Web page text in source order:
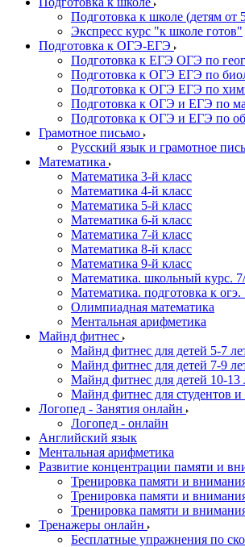
Подготовка к школе (детям от
Экспресс курс "к школе готов"
Подготовка к ОГЭ-ЕГЭ
Подготовка к ЕГЭ ОГЭ по
Подготовка к ОГЭ ЕГЭ по
Подготовка к ОГЭ ЕГЭ по
Подготовка к ОГЭ и ЕГЭ по
Подготовка к ОГЭ и ЕГЭ по
Грамотное письмо
Русский язык и грамотное
Математика
Математика 3-й класс
Математика 4-й класс
Математика 5-й класс
Математика 6-й класс
Математика 7-й класс
Математика 8-й класс
Математика 9-й класс
Математика. школьный курс.
Математика. подготовка к огэ.
Олимпиадная математика
Ментальная арифметика
Майнд фитнес
Майнд фитнес для детей 5-7
Майнд фитнес для детей 7-9
Майнд фитнес для детей 10-13
Майнд фитнес для студентов и
Логопед - Занятия онлайн
Логопед - онлайн
Английский язык
Ментальная арифметика
Развитие концентрации памяти и
Тренировка памяти и
Тренировка памяти и
Тренировка памяти и
Тренажеры онлайн
Бесплатные упражнения по